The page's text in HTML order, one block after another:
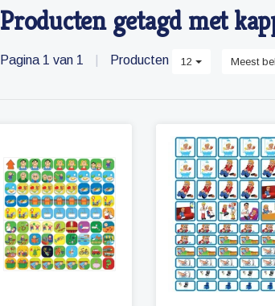
Producten getagd met
Pagina 1 van 1 Producten 12 Meest